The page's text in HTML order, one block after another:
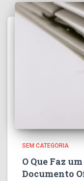
SEM CATEGORIA
O Que Faz
Documento